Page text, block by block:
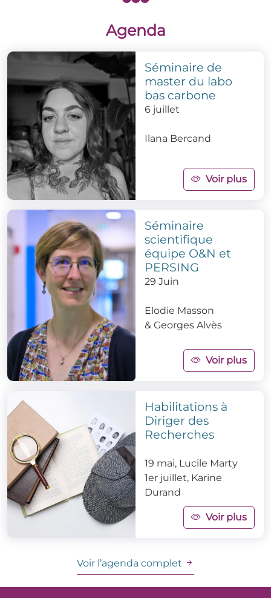
Agenda
Séminaire de
master du labo
bas carbone
6 juillet
Ilana Bercand
Voir plus
Séminaire
scientifique
équipe O&N et
PERSING
29 Juin
Elodie Masson
& Georges Alvès
Voir plus
Habilitations à
Diriger des
Recherches
19 mai, Lucile Marty
1er juillet, Karine
Durand
Voir plus
Voir l’agenda complet